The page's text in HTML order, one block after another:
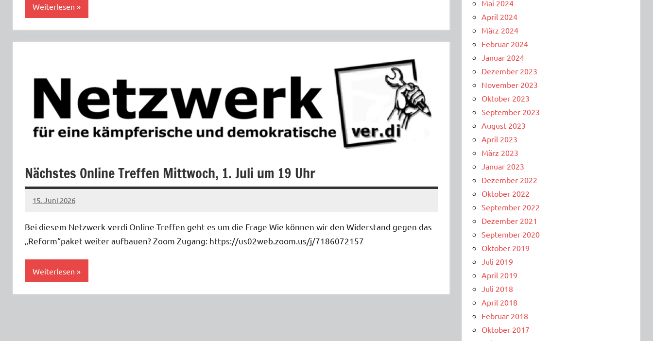
Weiterlesen
Nächstes Online Treffen Mittwoch, 1. Juli um 19 Uhr
15. Juni 2026
netzwerkverdi
Bei diesem Netzwerk-verdi Online-Treffen geht es um die Frage Wie können wir den Widerstand gegen das
„Reform“paket weiter aufbauen? Zoom Zugang: https://us02web.zoom.us/j/7186072157
Weiterlesen
Mai 2024
April 2024
März 2024
Februar 2024
Januar 2024
Dezember 2023
November 2023
Oktober 2023
September 2023
August 2023
April 2023
März 2023
Januar 2023
Dezember 2022
Oktober 2022
September 2022
Dezember 2021
September 2020
Oktober 2019
Juli 2019
April 2019
Juli 2018
April 2018
Februar 2018
Oktober 2017